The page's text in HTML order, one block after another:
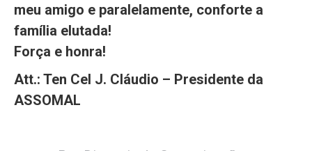
meu amigo e paralelamente, conforte a
família elutada!
Força e honra!
Att.: Ten Cel J. Cláudio – Presidente da
ASSOMAL